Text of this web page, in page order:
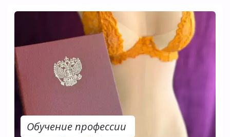
Обучение профессии